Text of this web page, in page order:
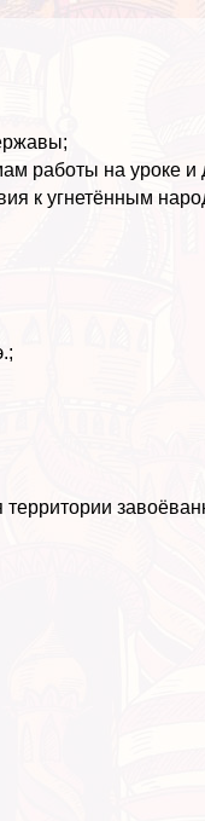
работы на уроке
к угнетённым
территории